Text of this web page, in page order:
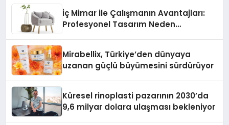
İç Mimar ile Çalışmanın Avantajları:
Profesyonel Tasarım Neden
Mirabellix, Türkiye’den dünyaya
uzanan güçlü büyümesini sürdürüyor
Küresel rinoplasti pazarının 2030’da
9,6 milyar dolara ulaşması bekleniyor